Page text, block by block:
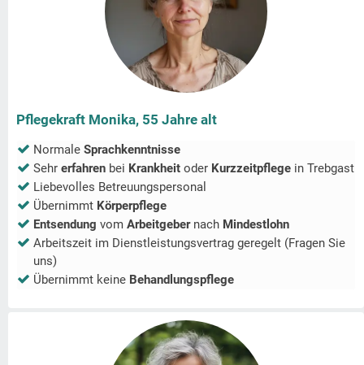
Pflegekraft Monika, 55 Jahre alt
Normale Sprachkenntnisse
Sehr erfahren bei Krankheit oder Kurzzeitpflege in Trebgast
Liebevolles Betreuungspersonal
Übernimmt Körperpflege
Entsendung vom Arbeitgeber nach Mindestlohn
Arbeitszeit im Dienstleistungsvertrag geregelt (Fragen Sie
uns)
Übernimmt keine Behandlungspflege